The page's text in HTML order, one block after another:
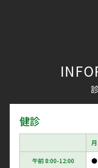
健診
月
午前 8:00-12:00 ●